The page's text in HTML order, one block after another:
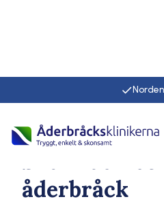
Symtom på åderbråck Åderbråck
åderbråck